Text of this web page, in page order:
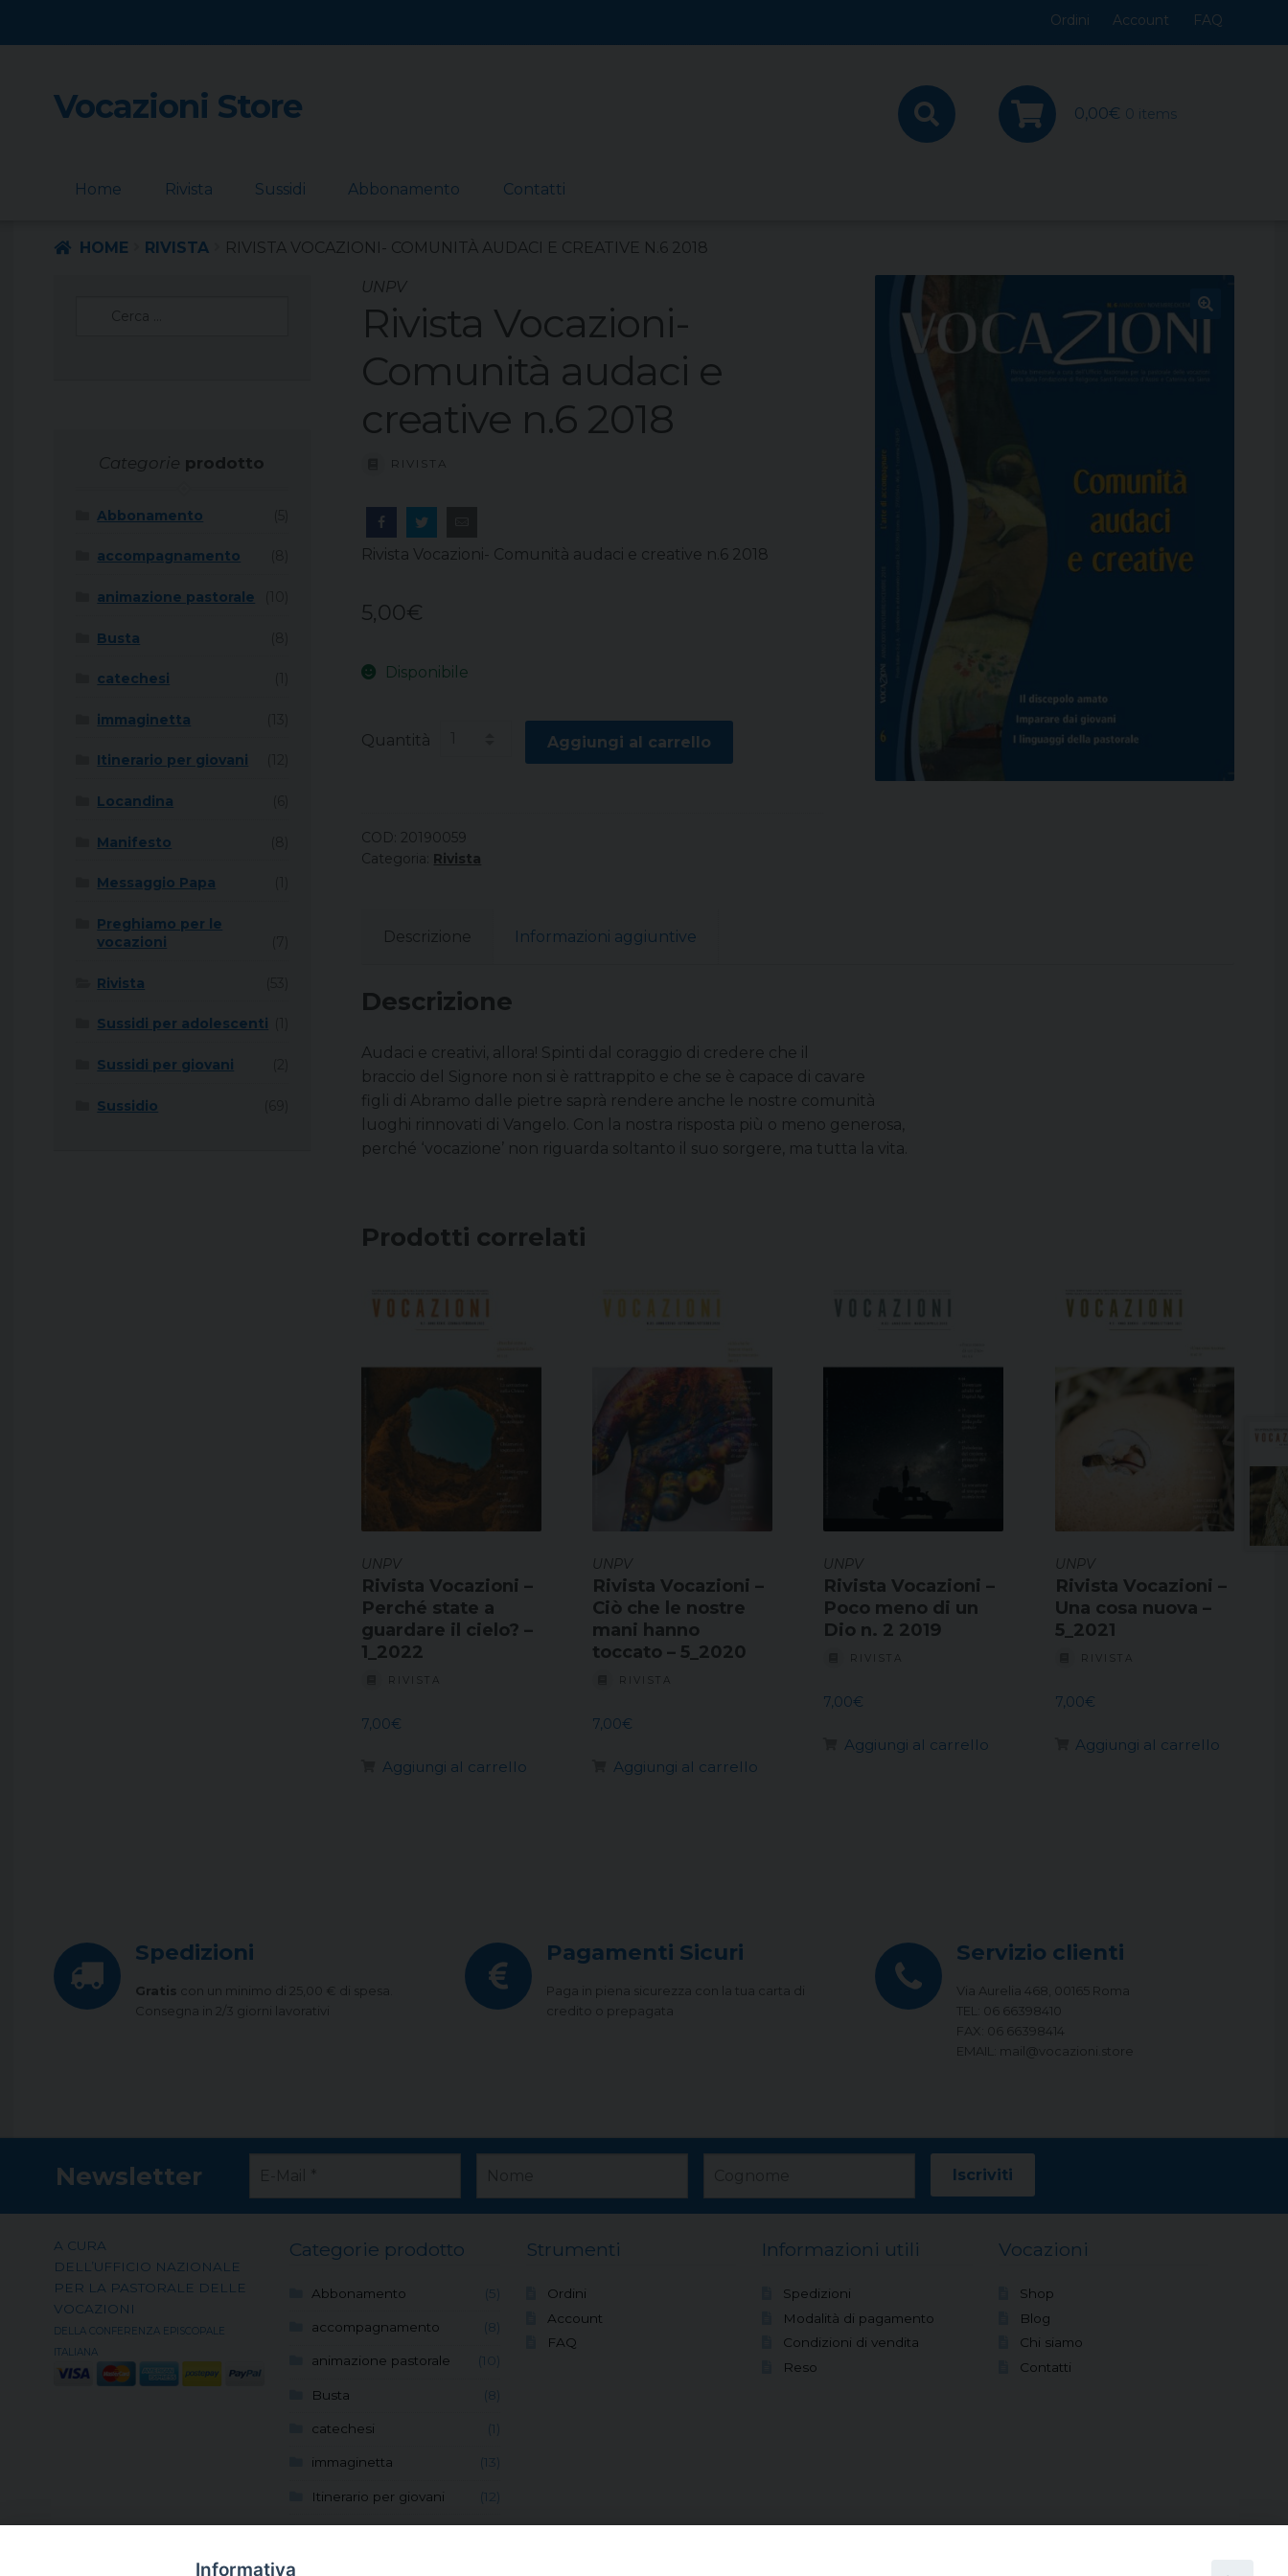
Ordini Account FAQ
Skip
to
Skip
to
Vocazioni Store 0,00€ 0 items
Home Rivista Sussidi Abbonamento Contatti
HOME RIVISTA RIVISTA VOCAZIONI- COMUNITÀ AUDACI E CREATIVE N.6 2018
UNPV
Rivista Vocazioni-
Comunità audaci e
creative n.6 2018
RIVISTA
Rivista Vocazioni- Comunità audaci e creative n.6 2018
5,00€
Disponibile
Quantità Aggiungi al carrello
COD: 20190059
Categoria: Rivista
Descrizione Informazioni aggiuntive
Descrizione
Audaci e creativi, allora! Spinti dal coraggio di credere che il
braccio del Signore non si è rattrappito e che se è capace di cavare
figli di Abramo dalle pietre saprà rendere anche le nostre comunità
luoghi rinnovati di Vangelo. Con la nostra risposta più o meno generosa,
perché ‘vocazione’ non riguarda soltanto il suo sorgere, ma tutta la vita.
Prodotti correlati
UNPV
Rivista Vocazioni –
Perché state a
guardare il cielo? –
1_2022
RIVISTA
7,00€
Aggiungi al carrello
UNPV
Rivista Vocazioni –
Ciò che le nostre
mani hanno
toccato – 5_2020
RIVISTA
7,00€
Aggiungi al carrello
UNPV
Rivista Vocazioni –
Poco meno di un
Dio n. 2 2019
RIVISTA
7,00€
Aggiungi al carrello
UNPV
Rivista Vocazioni –
Una cosa nuova –
5_2021
RIVISTA
7,00€
Aggiungi al carrello
Categorie prodotto
Abbonamento
accompagnamento
animazione pastorale
Busta
catechesi
immaginetta
Itinerario per giovani
Locandina
Manifesto
Messaggio Papa
Preghiamo per le
vocazioni
Rivista
Sussidi per adolescenti
Sussidi per giovani
Sussidio
Spedizioni
Gratis con un minimo di 25,00 € di spesa.
Consegna in 2/3 giorni lavorativi
Pagamenti Sicuri
Paga in piena sicurezza con la tua carta di
credito o prepagata
Servizio clienti
Via Aurelia 468, 00165 Roma
TEL: 06 66398410
FAX: 06 66398414
EMAIL: mail@vocazioni.store
Newsletter
A CURA
DELL’UFFICIO NAZIONALE
PER LA PASTORALE DELLE
VOCAZIONI
DELLA CONFERENZA EPISCOPALE
ITALIANA
Categorie prodotto
Abbonamento (5)
accompagnamento (8)
animazione pastorale (10)
Busta (8)
catechesi (1)
immaginetta (13)
Itinerario per giovani (12)
Locandina (6)
Strumenti
Ordini
Account
FAQ
Informazioni utili
Spedizioni
Modalità di pagamento
Condizioni di vendita
Reso
Vocazioni
Shop
Blog
Chi siamo
Contatti
Informativa